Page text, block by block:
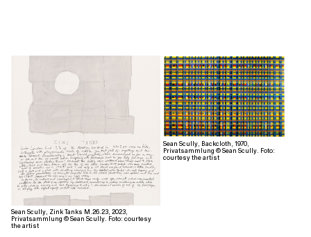
Sean Scully, Zink Tanks M.26.23, 2023,
Privatsammlung © Sean Scully. Foto: courtesy
the artist
Sean Scully, Backcloth, 1970,
Privatsammlung © Sean Scully. Foto:
courtesy the artist